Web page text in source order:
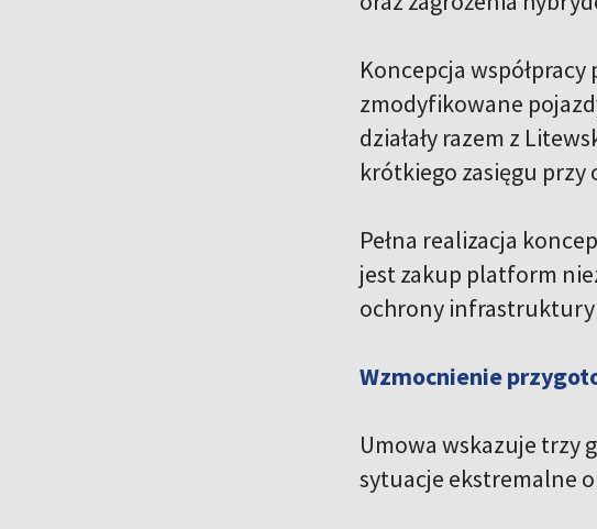
Koncepcja
zmodyfikowane
działały razem z
krótkiego zasięgu
Pełna realizacja
jest zakup platform
ochrony
Wzmocnienie
Umowa wskazuje trzy
sytuacje ekstremalne